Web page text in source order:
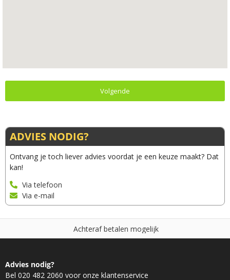
Volgende
ADVIES NODIG?
Ontvang je toch liever advies voordat je een keuze maakt? Dat
kan!
Via telefoon
Via e-mail
Achteraf betalen mogelijk
Advies nodig?
Bel 020 482 2060 voor onze klantenservice